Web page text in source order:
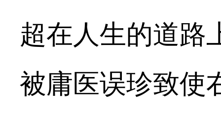
超在人生的道路
被庸医误珍致使